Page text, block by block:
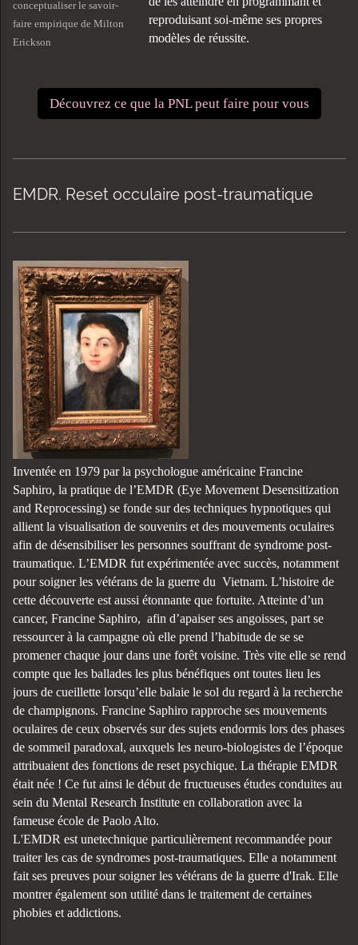
conceptualiser le savoir-
faire empirique de Milton
Erickson
reproduisant soi-même ses propres
modèles de réussite.
Découvrez ce que la PNL peut faire pour vous
EMDR. Reset occulaire post-traumatique
Inventée en 1979 par la psychologue américaine Francine
Saphiro, la pratique de l’EMDR (Eye Movement Desensitization
and Reprocessing) se fonde sur des techniques hypnotiques qui
allient la visualisation de souvenirs et des mouvements oculaires
afin de désensibiliser les personnes souffrant de syndrome post-
traumatique. L’EMDR fut expérimentée avec succès, notamment
pour soigner les vétérans de la guerre du Vietnam. L’histoire de
cette découverte est aussi étonnante que fortuite. Atteinte d’un
cancer, Francine Saphiro, afin d’apaiser ses angoisses, part se
ressourcer à la campagne où elle prend l’habitude de se se
promener chaque jour dans une forêt voisine. Très vite elle se rend
compte que les ballades les plus bénéfiques ont toutes lieu les
jours de cueillette lorsqu’elle balaie le sol du regard à la recherche
de champignons. Francine Saphiro rapproche ses mouvements
oculaires de ceux observés sur des sujets endormis lors des phases
de sommeil paradoxal, auxquels les neuro-biologistes de l’époque
attribuaient des fonctions de reset psychique. La thérapie EMDR
était née ! Ce fut ainsi le début de fructueuses études conduites au
sein du Mental Research Institute en collaboration avec la
fameuse école de Paolo Alto.
L'EMDR est unetechnique particulièrement recommandée pour
traiter les cas de syndromes post-traumatiques. Elle a notamment
fait ses preuves pour soigner les vétérans de la guerre d'Irak. Elle
montrer également son utilité dans le traitement de certaines
phobies et addictions.